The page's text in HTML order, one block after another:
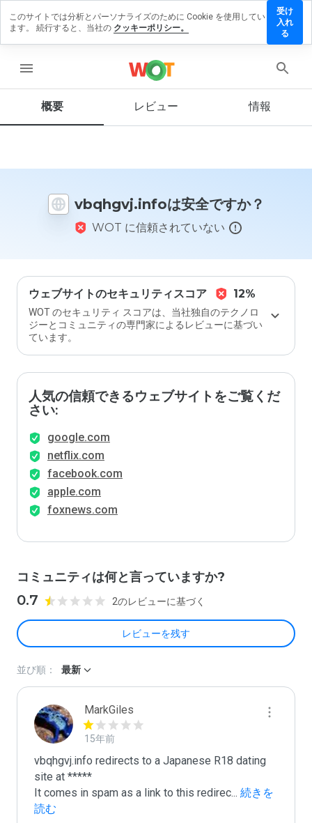
menu
概要 レビュー 情報
vbqhgvj.infoは安全ですか？
WOT に信頼されていない
ウェブサイトのセキュリティスコア 12%
WOT のセキュリティ スコアは、当社独自のテクノロ
ジーとコミュニティの専門家によるレビューに基づい
ています。
人気の信頼できるウェブサイトをご覧くだ
さい:
google.com
netflix.com
facebook.com
apple.com
foxnews.com
コミュニティは何と言っていますか?
0.7 2のレビューに基づく
レビューを残す
ビュー
す
この
イト
価し
ます
か？
並び順： 最新
MarkGiles
15年前
vbqhgvj.info redirects to a Japanese R18 dating
site at *****
It comes in spam as a link to this redirec... 続きを
読む
このサイトでは分析とパーソナライズのために Cookie を使用してい
ます。 続行すると、当社の クッキーポリシー。
受け
入れ
る